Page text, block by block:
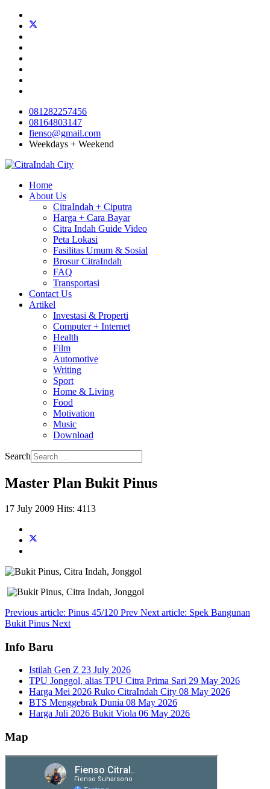
081282257456
08164803147
fienso@gmail.com
Weekdays + Weekend
Home
About Us
CitraIndah + Ciputra
Harga + Cara Bayar
Citra Indah Guide Video
Peta Lokasi
Fasilitas Umum & Sosial
Brosur CitraIndah
FAQ
Transportasi
Contact Us
Artikel
Investasi & Properti
Computer + Internet
Health
Film
Automotive
Writing
Sport
Home & Living
Food
Motivation
Music
Download
Search
Master Plan Bukit Pinus
17 July 2009 Hits: 4113
Previous article: Pinus 45/120 Prev Next article: Spek Bangunan
Bukit Pinus Next
Info Baru
Istilah Gen Z 23 July 2026
TPU Jonggol, alias TPU Citra Prima Sari 29 May 2026
Harga Mei 2026 Ruko CitraIndah City 08 May 2026
BTS Menggebrak Dunia 08 May 2026
Harga Juli 2026 Bukit Viola 06 May 2026
Map